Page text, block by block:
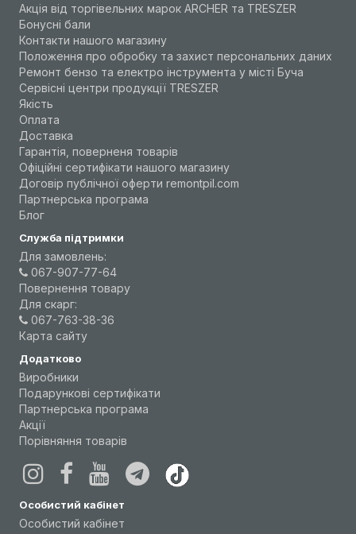
Акція від торгівельних марок ARCHER та TRESZER
Бонусні бали
Контакти нашого магазину
Положення про обробку та захист персональних даних
Ремонт бензо та електро інструмента у місті Буча
Сервісні центри продукції TRESZER
Якість
Оплата
Доставка
Гарантія, поверненя товарів
Офіційні сертифікати нашого магазину
Договір публічної оферти remontpil.com
Партнерська програма
Блог
Служба підтримки
Для замовлень:
067-907-77-64
Повернення товару
Для скарг:
067-763-38-36
Карта сайту
Додатково
Виробники
Подарункові сертифікати
Партнерська програма
Акції
Порівняння товарів
Особистий кабінет
Особистий кабінет